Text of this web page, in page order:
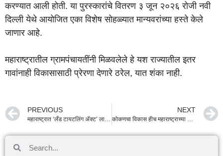
करण्यात आली होती. या पुरस्कारांचे वितरण ३ जून २०२६ रोजी नवी
दिल्ली येथे आयोजित एका विशेष सोहळ्यात मान्यवरांच्या हस्ते केले
जाणार आहे.
महाराष्ट्रातील ग्रामपंचायतींनी मिळवलेले हे यश राज्यातील इतर
गावांनाही विकासासाठी प्रेरणा देणारे ठरेल, यात शंका नाही.
PREVIOUS NEXT